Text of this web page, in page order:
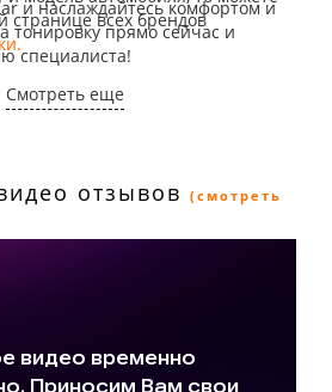
и наслаждайтесь комфортом и
тонировку прямо сейчас и
специалиста!
странице всех брендов
.
Смотреть еще
отзывов (смотреть